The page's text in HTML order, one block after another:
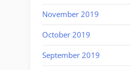
November 2019
October 2019
September 2019